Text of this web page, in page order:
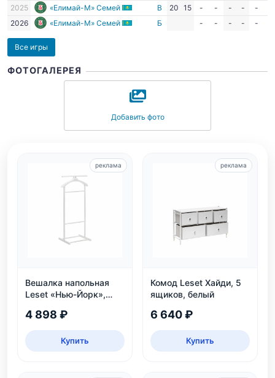
2025
«Елимай-М» Семей В 20 15 - - - - -
2026
«Елимай-М» Семей Б - - - - -
Все игры
ФОТОГАЛЕРЕЯ
Добавить фото
Вешалка напольная
Leset «Нью-Йорк»,
4 898 ₽
Купить
реклама
Комод Leset Хайди, 5
ящиков, белый
6 640 ₽
Купить
реклама